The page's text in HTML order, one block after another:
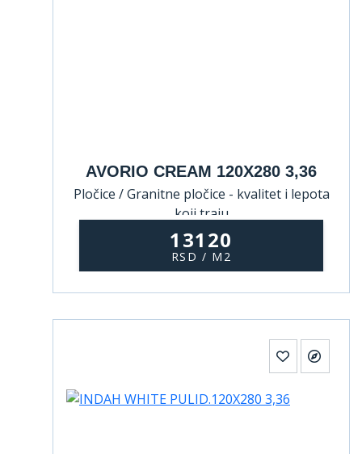
AVORIO CREAM 120X280 3,36
Pločice / Granitne pločice - kvalitet i lepota
koji traju
13120
RSD / M2